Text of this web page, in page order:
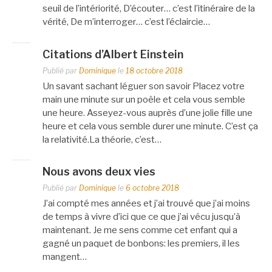
seuil de l’intériorité, D’écouter… c’est l’itinéraire de la
vérité, De m’interroger… c’est l’éclaircie…
Citations d’Albert Einstein
Publié par Dominique le 18 octobre 2018
Un savant sachant léguer son savoir Placez votre
main une minute sur un poêle et cela vous semble
une heure. Asseyez-vous auprès d’une jolie fille une
heure et cela vous semble durer une minute. C’est ça
la relativité.La théorie, c’est…
Nous avons deux vies
Publié par Dominique le 6 octobre 2018
J’ai compté mes années et j’ai trouvé que j’ai moins
de temps à vivre d’ici que ce que j’ai vécu jusqu’à
maintenant. Je me sens comme cet enfant qui a
gagné un paquet de bonbons: les premiers, il les
mangent…